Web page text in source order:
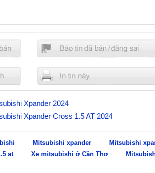
Xpander 2024
Xpander Cross 1.5 AT 2024
Mitsubishi xpander Mitsubishi
at
Xe mitsubishi ở Cần Thơ